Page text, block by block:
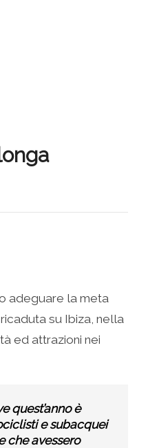
adeguare la meta
su Ibiza, nella
ed attrazioni nei
quest’anno è
e subacquei
che avessero